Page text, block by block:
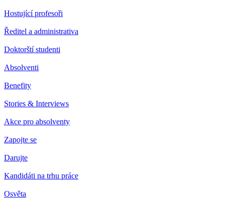
Hostující profesoři
Ředitel a administrativa
Doktorští studenti
Absolventi
Benefity
Stories & Interviews
Akce pro absolventy
Zapojte se
Darujte
Kandidáti na trhu práce
Osvěta